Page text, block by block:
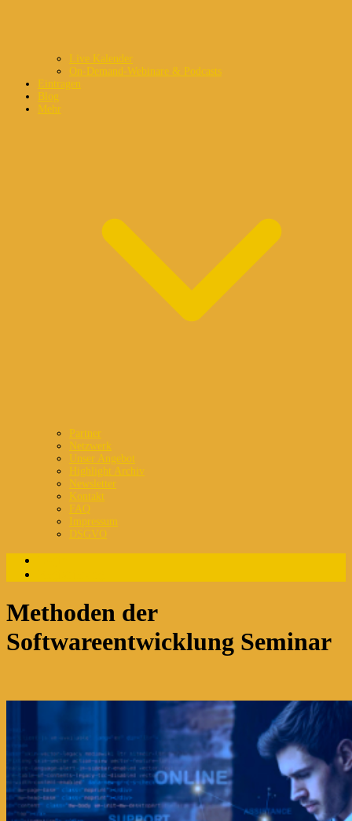
Live Kalender
On-Demand-Webinare & Podcasts
Eintragen
Blog
Mehr
Partner
Netzwerk
Unser Angebot
Highlight Archiv
Newsletter
Kontakt
FAQ
Impressum
DSGVO
Methoden der
Softwareentwicklung Seminar